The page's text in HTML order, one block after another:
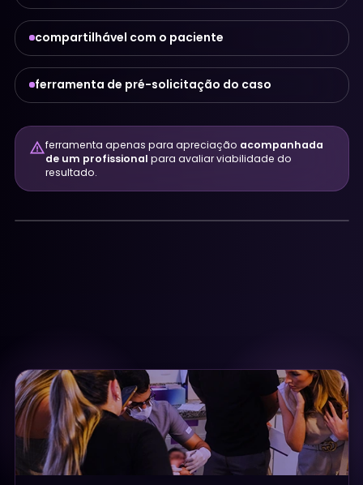
compartilhável com o paciente
ferramenta de pré-solicitação do caso
warning_amberferramenta apenas para apreciação acompanhada
de um profissional para avaliar viabilidade do
resultado.